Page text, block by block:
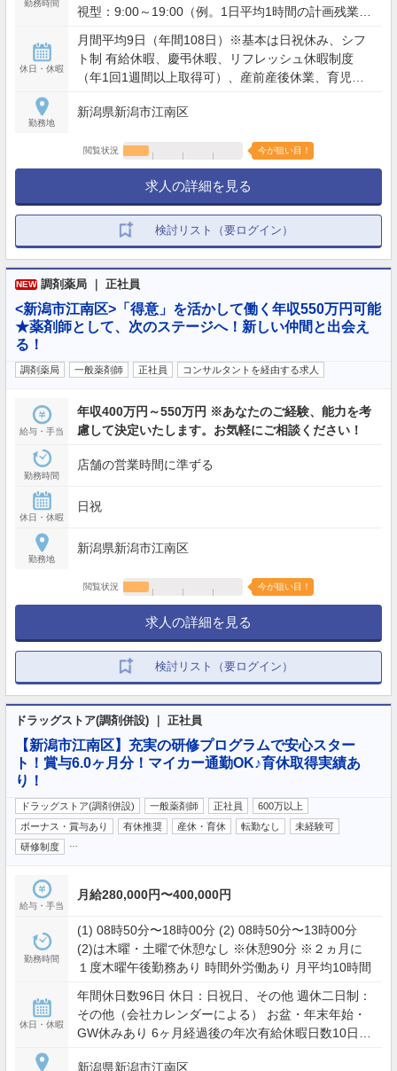
勤務時間
視型：9:00～19:00（例。1日平均1時間の計画残業を
で実働8時間（残業想定少） ※夜間・土日含むシフト
勤務あり（配属店舗の営業時間による）
休日・休暇
月間平均9日（年間108日）※基本は日祝休み、シフ
ト制 有給休暇、慶弔休暇、リフレッシュ休暇制度
（年1回1週間以上取得可）、産前産後休業、育児休
勤務地
新潟県新潟市江南区
閲覧状況 今が狙い目！
求人の詳細を見る
検討リスト（要ログイン）
NEW 調剤薬局 ｜ 正社員
<新潟市江南区>「得意」を活かして働く年収550万円可能
★薬剤師として、次のステージへ！新しい仲間と出会え
る！
調剤薬局 一般薬剤師 正社員 コンサルタントを経由する求人
給与・手当
年収400万円～550万円 ※あなたのご経験、能力を考
慮して決定いたします。お気軽にご相談ください！
勤務時間
店舗の営業時間に準ずる
休日・休暇
日祝
勤務地
新潟県新潟市江南区
閲覧状況 今が狙い目！
求人の詳細を見る
検討リスト（要ログイン）
ドラッグストア(調剤併設) ｜ 正社員
【新潟市江南区】充実の研修プログラムで安心スター
ト！賞与6.0ヶ月分！マイカー通勤OK♪育休取得実績あ
り！
ドラッグストア(調剤併設) 一般薬剤師 正社員
600万以上
ボーナス・賞与あり
有休推奨 産休・育休 転勤なし
未経験可
研修制度
給与・手当
月給280,000円〜400,000円
勤務時間
(1) 08時50分〜18時00分 (2) 08時50分〜13時00分
(2)は木曜・土曜で休憩なし ※休憩90分 ※２ヵ月に
１度木曜午後勤務あり 時間外労働あり 月平均10時間
休日・休暇
年間休日数96日 休日：日祝日、その他 週休二日制：
その他（会社カレンダーによる） お盆・年末年始・
GW休みあり 6ヶ月経過後の年次有給休暇日数10日
新潟県新潟市江南区